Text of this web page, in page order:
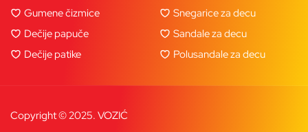
Gumene čizmice
Dečije papuče
Dečije patike
Snegarice za decu
Sandale za decu
Polusandale za decu
Copyright © 2025. VOZIĆ